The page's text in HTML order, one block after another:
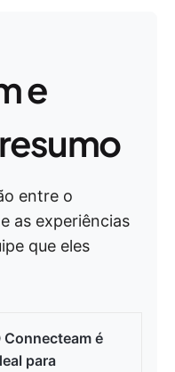
e
entre o
as experiências
que eles
Connecteam é
para